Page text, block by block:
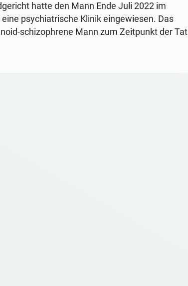
hatte den Mann Ende Juli 2022 im
psychiatrische Klinik eingewiesen. Das
schizophrene Mann zum Zeitpunkt der Tat